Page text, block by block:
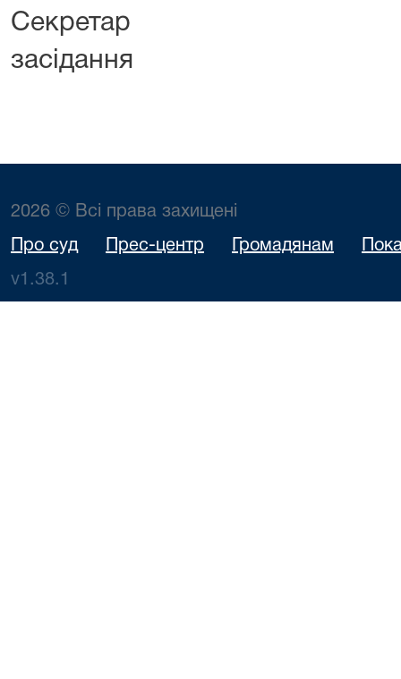
Секретар
засідання
2026 © Всі права захищені
Про суд Прес-центр Громадянам
v1.38.1